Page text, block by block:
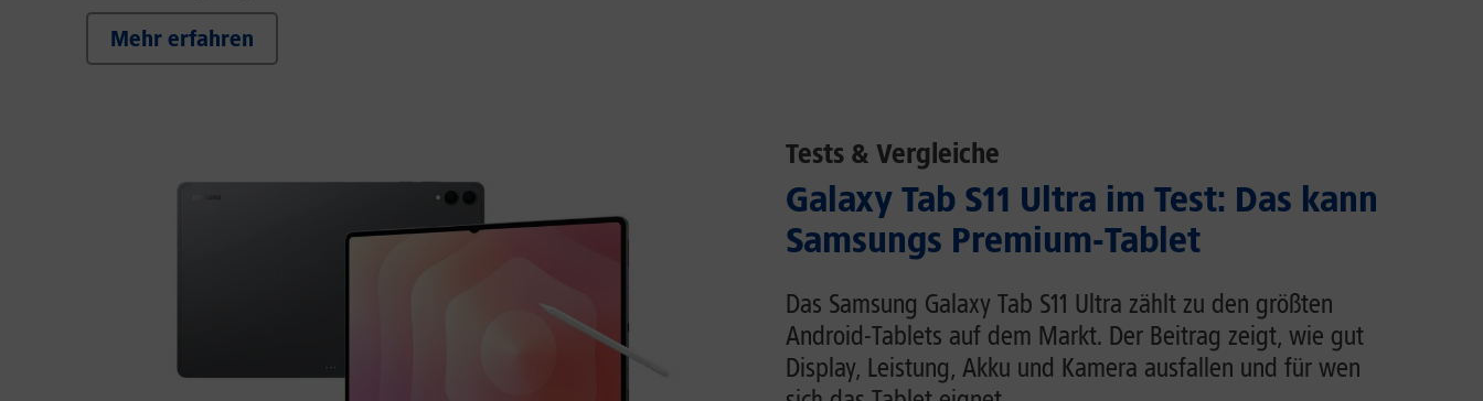
Mehr erfahren
Tests & Vergleiche
Galaxy Tab S11 Ultra im Test: Das kann
Samsungs Premium-Tablet
Das Samsung Galaxy Tab S11 Ultra zählt zu den größten
Android-Tablets auf dem Markt. Der Beitrag zeigt, wie gut
Display, Leistung, Akku und Kamera ausfallen und für wen